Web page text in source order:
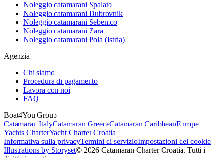
Noleggio catamarani Spalato
Noleggio catamarani Dubrovnik
Noleggio catamarani Sebenico
Noleggio catamarani Zara
Noleggio catamarani Pola (Istria)
Agenzia
Chi siamo
Procedura di pagamento
Lavora con noi
FAQ
Boat4You Group
Catamaran ItalyCatamaran GreeceCatamaran CaribbeanEurope
Yachts CharterYacht Charter Croatia
Informativa sulla privacyTermini di servizioImpostazioni dei cookie
Illustrations by Storyset© 2026 Catamaran Charter Croatia. Tutti i